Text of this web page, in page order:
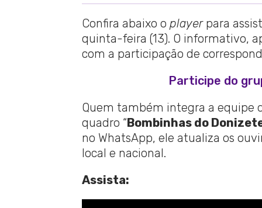
Confira abaixo o player para
quinta-feira (13). O informativo,
com a participação de
Participe do
Quem também integra a equipe
quadro “Bombinhas do
no WhatsApp, ele atualiza os
local e nacional.
Assista: